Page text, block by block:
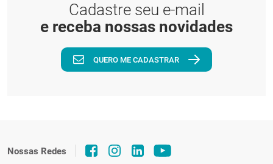
Cadastre seu e-mail
e receba nossas novidades
QUERO ME CADASTRAR
Nossas Redes